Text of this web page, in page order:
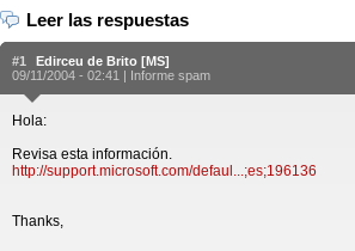
Leer las respuestas
#1
Edirceu de Brito [MS]
09/11/2004 - 02:41 | Informe spam
Hola:
Revisa esta información.
http://support.microsoft.com/defaul...;es;196136
Thanks,